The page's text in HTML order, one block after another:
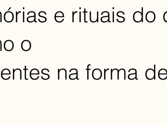
e rituais
o
na forma